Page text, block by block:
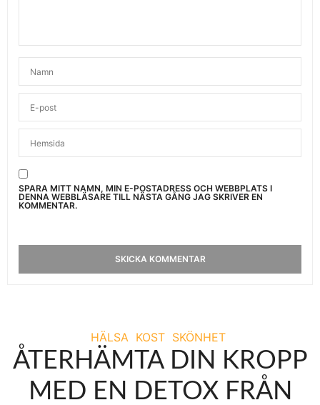
SPARA MITT NAMN, MIN E-POSTADRESS OCH WEBBPLATS I
DENNA WEBBLÄSARE TILL NÄSTA GÅNG JAG SKRIVER EN
KOMMENTAR.
HÄLSA KOST SKÖNHET
ÅTERHÄMTA DIN KROPP
MED EN DETOX FRÅN